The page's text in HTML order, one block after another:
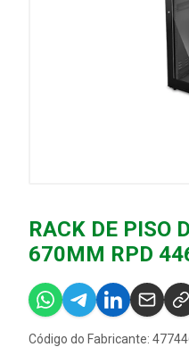
RACK DE PISO
670MM RPD
Código do Fabricante: